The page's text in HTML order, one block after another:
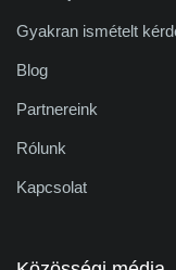
Gyakran ismételt
Blog
Partnereink
Rólunk
Kapcsolat